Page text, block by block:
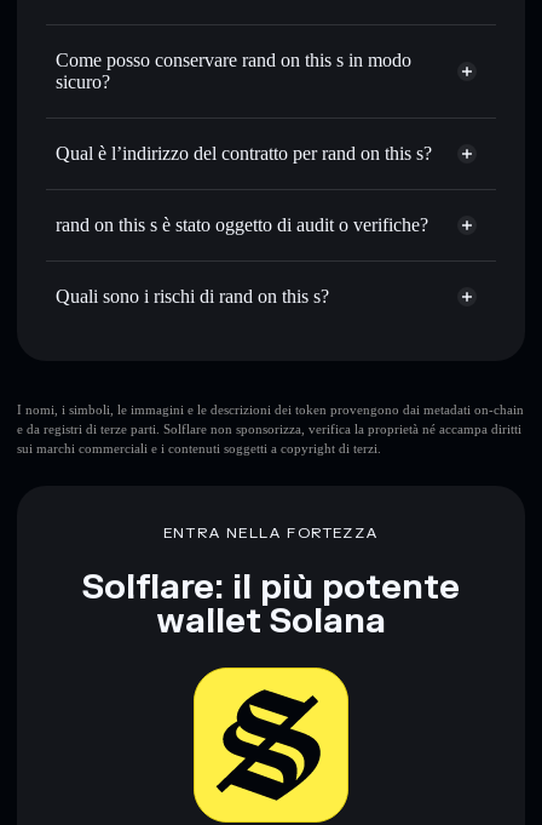
prezzo desiderato di ROTS
Usare il DCA
ROTS nel tempo
Inviare in modo riservato
— trasferisci ROTS senza
collegare pubblicamente i wallet usando l’Aggregatore di
privacy incorporato di Solflare
Monitorare in tempo reale— conosci prezzo, volume,
wallet non-custodial all’interno del quale hai il pieno ed
Aggregatore di privacy
rand on this s
Come posso conservare rand on this s in modo
sicuro?
rand on this s
Aggregatore
Qual è l’indirizzo del contratto per rand on this s?
rand on this s
rand on this s è stato oggetto di audit o verifiche?
rand on this s non è verificato
Quali sono i rischi di rand on this s?
10 maggiori wallet
rand on this s
singolo wallet
rand on this s
Disclaimer: Queste informazioni hanno esclusivamente scopi
Informati sempre autonomamente. Dati forniti da
I nomi, i simboli, le immagini e le descrizioni dei token provengono dai metadati on-chain
e da registri di terze parti. Solflare non sponsorizza, verifica la proprietà né accampa diritti
sui marchi commerciali e i contenuti soggetti a copyright di terzi.
ENTRA NELLA FORTEZZA
Solflare: il più potente
wallet Solana
Scarica ora